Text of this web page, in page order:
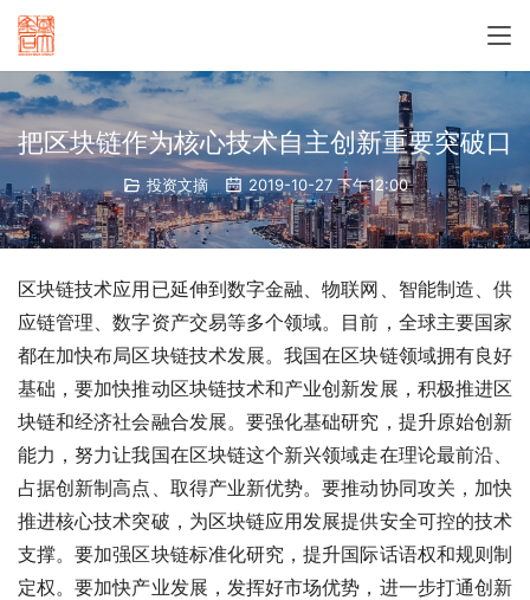
把区块链作为核心技术自主创新重要突破口
投资文摘 2019-10-27 下午12:00
区块链技术应用已延伸到数字金融、物联网、智能制造、供
应链管理、数字资产交易等多个领域。目前，全球主要国家
都在加快布局区块链技术发展。我国在区块链领域拥有良好
基础，要加快推动区块链技术和产业创新发展，积极推进区
块链和经济社会融合发展。要强化基础研究，提升原始创新
能力，努力让我国在区块链这个新兴领域走在理论最前沿、
占据创新制高点、取得产业新优势。要推动协同攻关，加快
推进核心技术突破，为区块链应用发展提供安全可控的技术
支撑。要加强区块链标准化研究，提升国际话语权和规则制
定权。要加快产业发展，发挥好市场优势，进一步打通创新